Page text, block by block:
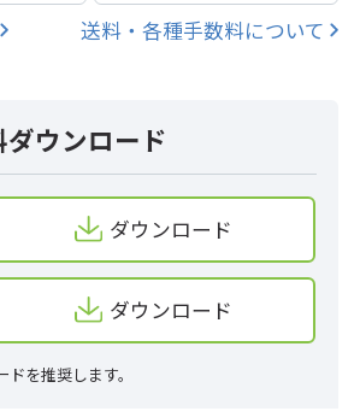
送料・各種手数料について
ウンロード
ダウンロード
ダウンロード
を推奨します。